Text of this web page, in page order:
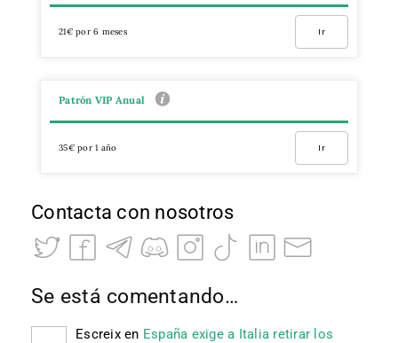
21€ por 6 meses Ir
Patrón VIP Anual
35€ por 1 año Ir
Contacta con nosotros
Se está comentando…
Escreixen España exige a Italia retirar los